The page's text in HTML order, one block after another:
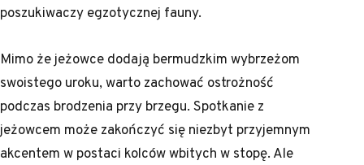
poszukiwaczy egzotycznej fauny.
Mimo że jeżowce dodają bermudzkim wybrzeżom
swoistego uroku, warto zachować ostrożność
podczas brodzenia przy brzegu. Spotkanie z
jeżowcem może zakończyć się niezbyt przyjemnym
akcentem w postaci kolców wbitych w stopę. Ale